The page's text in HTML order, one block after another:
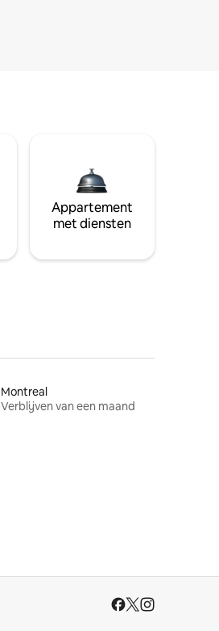
Appartement
met diensten
Montreal
Verblijven van een maand